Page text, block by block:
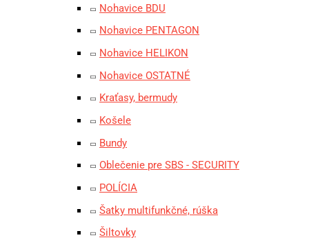
Nohavice BDU
Nohavice PENTAGON
Nohavice HELIKON
Nohavice OSTATNÉ
Kraťasy, bermudy
Košele
Bundy
Oblečenie pre SBS - SECURITY
POLÍCIA
Šatky multifunkčné, rúška
Šiltovky